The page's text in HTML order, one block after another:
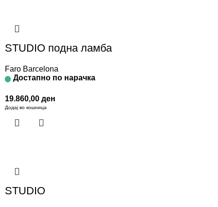
STUDIO подна ламба
Faro Barcelona
Достапно по нарачка
19.860,00 ден
Додај во кошница
STUDIO